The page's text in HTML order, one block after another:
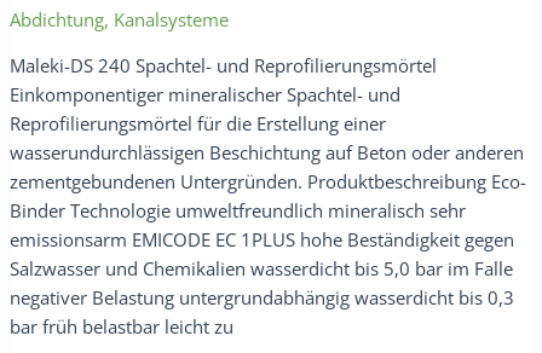
Abdichtung, Kanalsysteme
Maleki-DS 240 Spachtel- und Reprofilierungsmörtel
Einkomponentiger mineralischer Spachtel- und
Reprofilierungsmörtel für die Erstellung einer
wasserundurchlässigen Beschichtung auf Beton oder anderen
zementgebundenen Untergründen. Produktbeschreibung Eco-
Binder Technologie umweltfreundlich mineralisch sehr
emissionsarm EMICODE EC 1PLUS hohe Beständigkeit gegen
Salzwasser und Chemikalien wasserdicht bis 5,0 bar im Falle
negativer Belastung untergrundabhängig wasserdicht bis 0,3
bar früh belastbar leicht zu